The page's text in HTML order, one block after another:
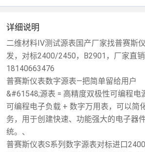
详细说明
二维材料IV测试源表国产厂家找普赛斯
发，对标2400/2450，B2901，厂家直
18140663476
普赛斯仪表数字源表—把简单留给用户
&#61548;源表 = 高精度双极性可编程电
可编程电子负载 + 数字万用表，可以简
务，用于创建快速、功能强大的电子器
统。、
普赛斯仪表S系列数字源表对标进口